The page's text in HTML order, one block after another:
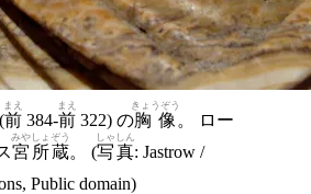
(前
まえ
384-前
まえ
322) の胸像
きょうぞう
。 ロー
宮
みや
所蔵
しょぞう
。 (写真
しゃしん
: Jastrow /
Public domain)